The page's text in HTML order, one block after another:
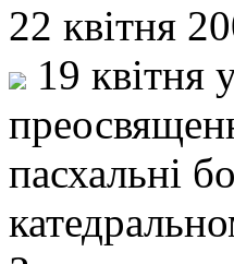
22 квітня
19 квітня
пасхальні